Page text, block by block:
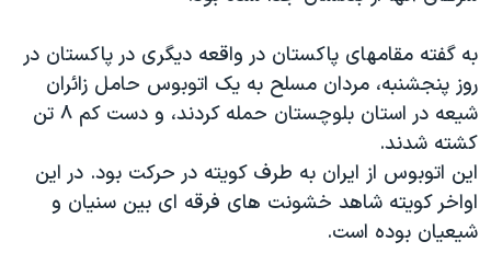
سفر پرزیدنت ترامپ به چین
به گفته مقامهای پاکستان در واقعه دیگری در پاکستان در
روز پنجشنبه، مردان مسلح به یک اتوبوس حامل زائران
شیعه در استان بلوچستان حمله کردند، و دست کم ۸ تن
کشته شدند.
این اتوبوس از ایران به طرف کویته در حرکت بود. در این
اواخر کویته شاهد خشونت های فرقه ای بین سنیان و
شیعیان بوده است.